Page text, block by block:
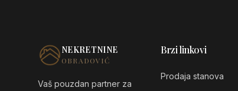
OBRADOVIĆ
Brzi linkovi